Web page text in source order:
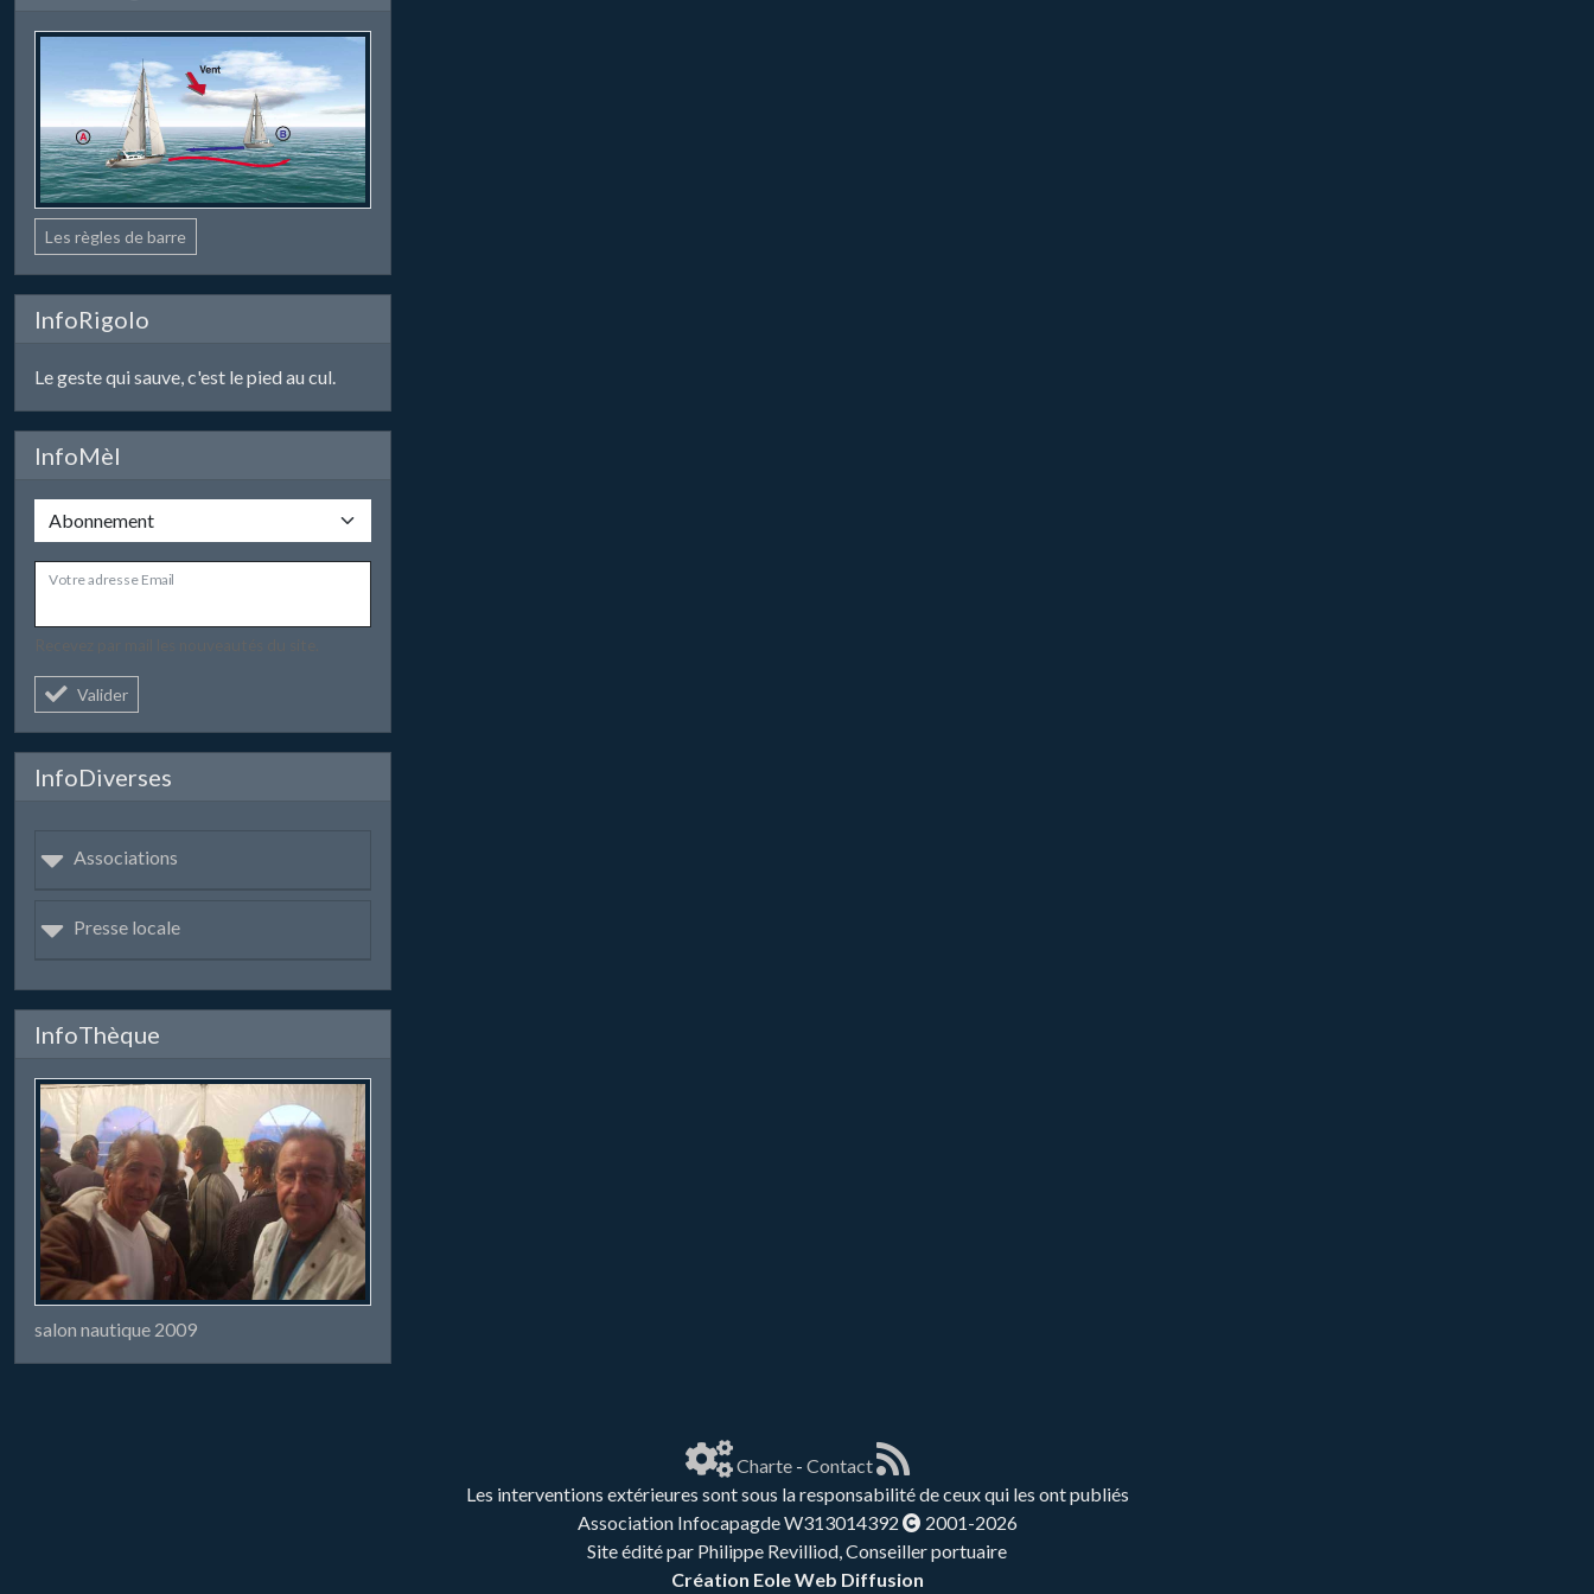
Les règles de barre
InfoRigolo
Le geste qui sauve, c'est le pied au cul.
InfoMèl
Votre adresse Email
Valider
InfoDiverses
Associations
Presse locale
InfoThèque
salon nautique 2009
Charte- Contact
Les interventions extérieures sont sous la responsabilité de ceux qui les ont publiés
Association Infocapagde W313014392
2001-2026
Site édité par Philippe Revilliod, Conseiller portuaire
Création Eole Web Diffusion